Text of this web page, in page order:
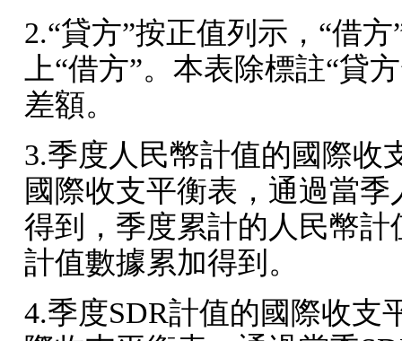
2.“貸方”按正值列示， “借方
上“借方”。本表除標註“貸方
差額。
3.季度人民幣計值的國際收
國際收支平衡表，通過當
得到，季度累計的人民幣
計值數據累加得到。
4.季度SDR計值的國際收支